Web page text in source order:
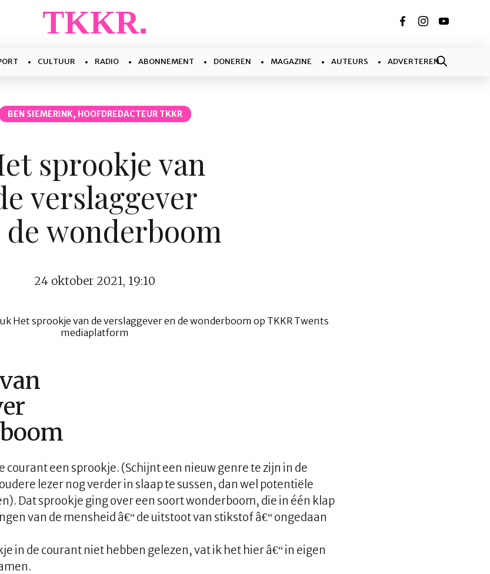
CULTUUR RADIO ABONNEMENT DONEREN MAGAZINE AUTEURS ADVERTEREN
BEN SIEMERINK, HOOFDREDACTEUR TKKR
sprookje van
verslaggever
de wonderboom
24 oktober 2021, 19:10
courant een sprookje. (Schijnt een nieuw genre te zijn in de
lezer nog verder in slaap te sussen, dan wel potentiële
Dat sprookje ging over een soort wonderboom, die in één klap
van de mensheid â€“ de uitstoot van stikstof â€“ ongedaan
in de courant niet hebben gelezen, vat ik het hier â€“ in eigen